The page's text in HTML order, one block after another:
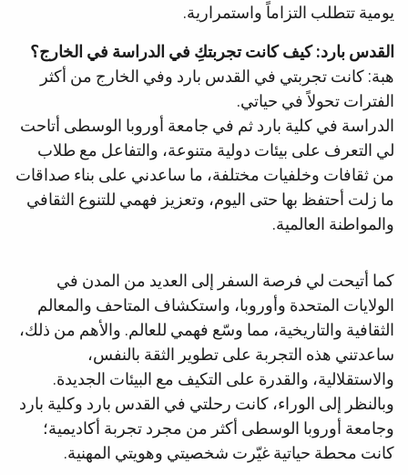
يومية تتطلب التزاماً واستمرارية.
القدس بارد: كيف كانت تجربتكِ في الدراسة في الخارج؟
هبة: كانت تجربتي في القدس بارد وفي الخارج من أكثر
الفترات تحولاً في حياتي.
الدراسة في كلية بارد ثم في جامعة أوروبا الوسطى أتاحت
لي التعرف على بيئات دولية متنوعة، والتفاعل مع طلاب
من ثقافات وخلفيات مختلفة، ما ساعدني على بناء صداقات
ما زلت أحتفظ بها حتى اليوم، وتعزيز فهمي للتنوع الثقافي
والمواطنة العالمية.
كما أتيحت لي فرصة السفر إلى العديد من المدن في
الولايات المتحدة وأوروبا، واستكشاف المتاحف والمعالم
الثقافية والتاريخية، مما وسّع فهمي للعالم. والأهم من ذلك،
ساعدتني هذه التجربة على تطوير الثقة بالنفس،
والاستقلالية، والقدرة على التكيف مع البيئات الجديدة.
وبالنظر إلى الوراء، كانت رحلتي في القدس بارد وكلية بارد
وجامعة أوروبا الوسطى أكثر من مجرد تجربة أكاديمية؛
كانت محطة حياتية غيّرت شخصيتي وهويتي المهنية.